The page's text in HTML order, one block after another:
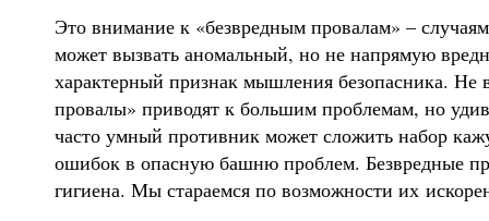
Это внимание к «безвредным провалам» –
может вызвать аномальный, но не напрямую
характерный признак мышления безопасника. Не
провалы» приводят к большим проблемам, но
часто умный противник может сложить набор
ошибок в опасную башню проблем. Безвредные
гигиена. Мы стараемся по возможности их